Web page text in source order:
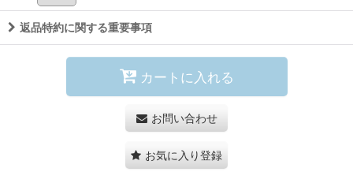
返品特約に関する重要事項
カートに入れる
お問い合わせ
お気に入り登録